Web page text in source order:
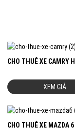
CHO THUÊ XE CAMRY
XEM GIÁ
CHO THUÊ XE MAZDA 6